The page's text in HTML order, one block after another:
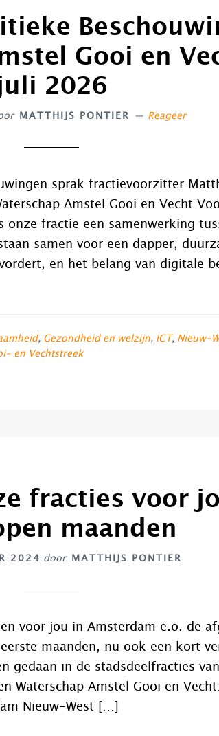
Gooi en
2026
MATTHIJS PONTIER Reageer
sprak fractievoorzitter
Amstel Gooi en Vecht
onze fractie een samenwerking
samen voor een dapper,
en het belang van digitale
, Gezondheid en welzijn, ICT, Nieuw-
en Vechtstreek
fracties voor
maanden
2024 door MATTHIJS PONTIER
voor jou in Amsterdam e.o. de
maanden, nu ook een kort
gedaan in de stadsdeelfracties
Waterschap Amstel Gooi en
Nieuw-West […]